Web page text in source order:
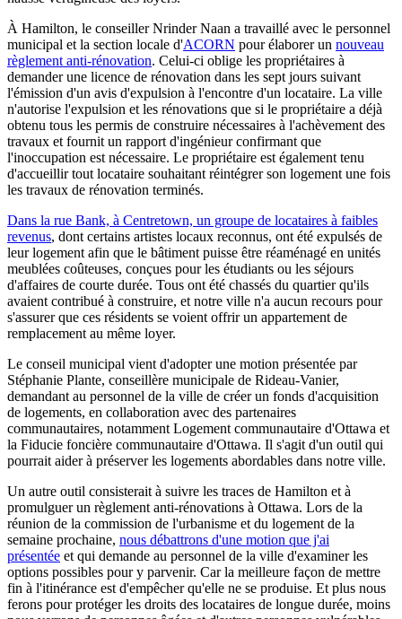
À Hamilton, le conseiller Nrinder Naan a travaillé avec le personnel
municipal et la section locale d'ACORN pour élaborer un nouveau
règlement anti-rénovation. Celui-ci oblige les propriétaires à
demander une licence de rénovation dans les sept jours suivant
l'émission d'un avis d'expulsion à l'encontre d'un locataire. La ville
n'autorise l'expulsion et les rénovations que si le propriétaire a déjà
obtenu tous les permis de construire nécessaires à l'achèvement des
travaux et fournit un rapport d'ingénieur confirmant que
l'inoccupation est nécessaire. Le propriétaire est également tenu
d'accueillir tout locataire souhaitant réintégrer son logement une fois
les travaux de rénovation terminés.
Dans la rue Bank, à Centretown, un groupe de locataires à faibles
revenus, dont certains artistes locaux reconnus, ont été expulsés de
leur logement afin que le bâtiment puisse être réaménagé en unités
meublées coûteuses, conçues pour les étudiants ou les séjours
d'affaires de courte durée. Tous ont été chassés du quartier qu'ils
avaient contribué à construire, et notre ville n'a aucun recours pour
s'assurer que ces résidents se voient offrir un appartement de
remplacement au même loyer.
Le conseil municipal vient d'adopter une motion présentée par
Stéphanie Plante, conseillère municipale de Rideau-Vanier,
demandant au personnel de la ville de créer un fonds d'acquisition
de logements, en collaboration avec des partenaires
communautaires, notamment Logement communautaire d'Ottawa et
la Fiducie foncière communautaire d'Ottawa. Il s'agit d'un outil qui
pourrait aider à préserver les logements abordables dans notre ville.
Un autre outil consisterait à suivre les traces de Hamilton et à
promulguer un règlement anti-rénovations à Ottawa. Lors de la
réunion de la commission de l'urbanisme et du logement de la
semaine prochaine, nous débattrons d'une motion que j'ai
présentée et qui demande au personnel de la ville d'examiner les
options possibles pour y parvenir. Car la meilleure façon de mettre
fin à l'itinérance est d'empêcher qu'elle ne se produise. Et plus nous
ferons pour protéger les droits des locataires de longue durée, moins